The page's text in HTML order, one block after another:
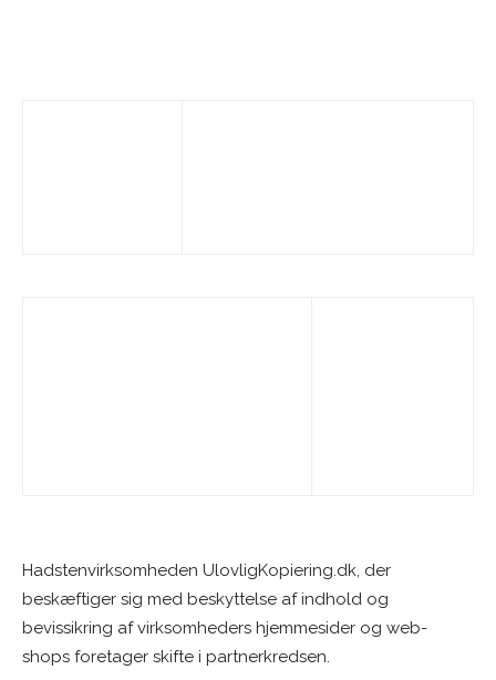
Hadstenvirksomheden UlovligKopiering.dk, der
beskæftiger sig med beskyttelse af indhold og
bevissikring af virksomheders hjemmesider og web-
shops foretager skifte i partnerkredsen.